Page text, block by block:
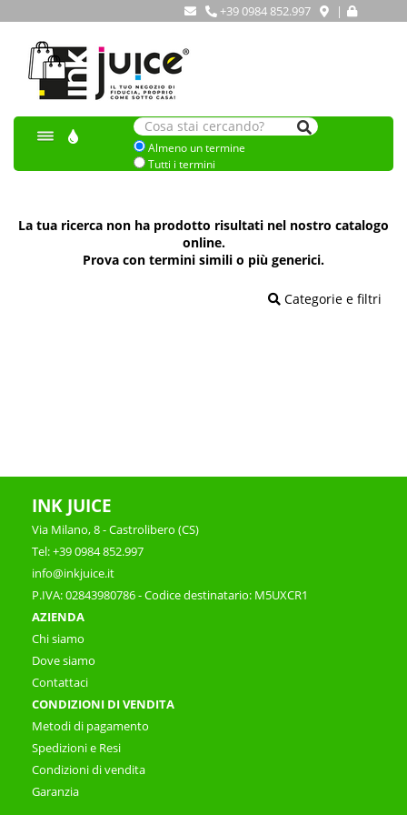
+39 0984 852.997 |
Almeno un termine
Tutti i termini
La tua ricerca non ha prodotto risultati nel nostro catalogo
online.
Prova con termini simili o più generici.
Categorie e filtri
INK JUICE
Via Milano, 8 - Castrolibero (CS)
Tel: +39 0984 852.997
info@inkjuice.it
P.IVA: 02843980786 - Codice destinatario: M5UXCR1
AZIENDA
Chi siamo
Dove siamo
Contattaci
CONDIZIONI DI VENDITA
Metodi di pagamento
Spedizioni e Resi
Condizioni di vendita
Garanzia